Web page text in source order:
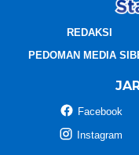
REDAKSI
PEDOMAN MEDIA
Facebook
Instagram